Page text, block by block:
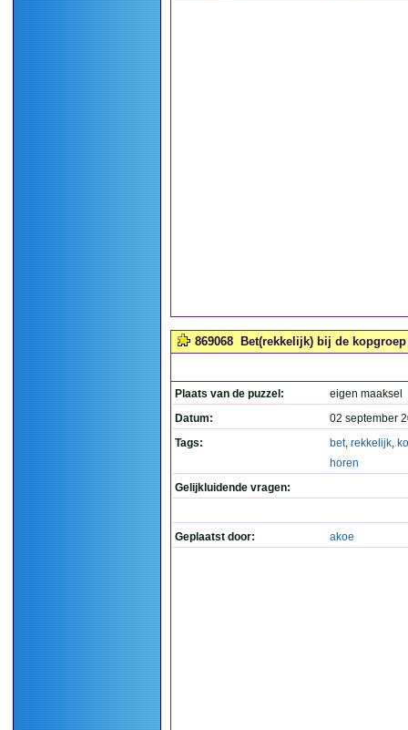
869068 Bet(rekkelijk) bij de
Plaats van de puzzel:
eigen maaksel
Datum:
02 september
Tags:
bet, rekkelijk,
horen
Gelijkluidende vragen:
Geplaatst door: akoe